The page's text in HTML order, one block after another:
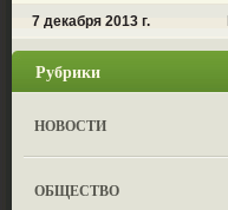
7 декабря 2013 г.
Рубрики
НОВОСТИ
ОБЩЕСТВО